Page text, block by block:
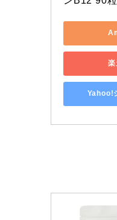
楽
Yahoo!